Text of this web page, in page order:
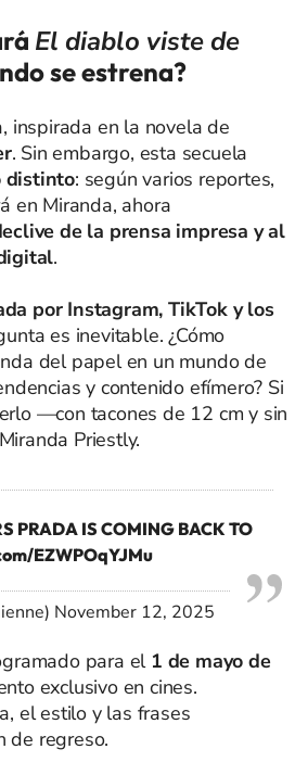
El diablo viste de
se estrena?
inspirada en la novela de
. Sin embargo, esta secuela
distinto: según varios reportes,
en Miranda, ahora
de la prensa impresa y al
.
por Instagram, TikTok y los
es inevitable. ¿Cómo
del papel en un mundo de
y contenido efímero? Si
—con tacones de 12 cm y sin
Priestly.
PRADA IS COMING BACK TO
EZWPOqYJMu
November 12, 2025
para el 1 de mayo de
exclusivo en cines.
el estilo y las frases
de regreso.